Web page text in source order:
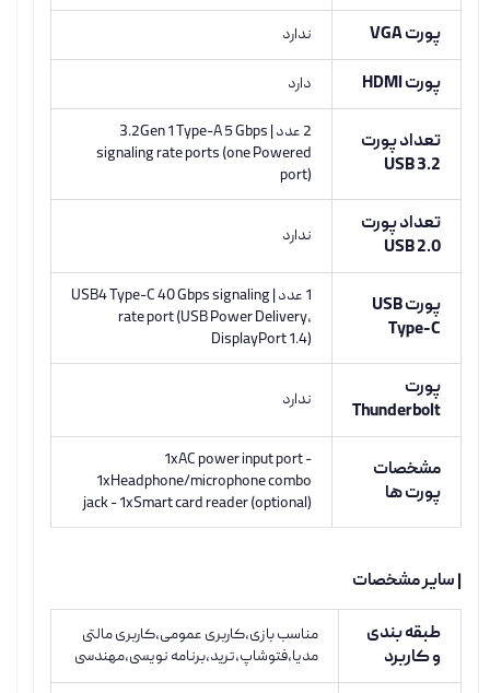
پورت VGA ندارد
پورت HDMI دارد
تعداد پورت
USB 3.2
2 عدد | 3.2Gen 1 Type-A 5 Gbps
signaling rate ports (one Powered
port)
تعداد پورت
USB 2.0
ندارد
پورت USB
Type-C
1 عدد | USB4 Type-C 40 Gbps signaling
rate port (USB Power Delivery,
DisplayPort 1.4)
پورت
Thunderbolt
ندارد
مشخصات
پورت ها
1xAC power input port -
1xHeadphone/microphone combo
jack - 1xSmart card reader (optional)
| سایر مشخصات
طبقه بندی
و کاربرد
مناسب بازی،کاربری عمومی،کاربری مالتی
مدیا،فتوشاپ،ترید،برنامه نویسی،مهندسی